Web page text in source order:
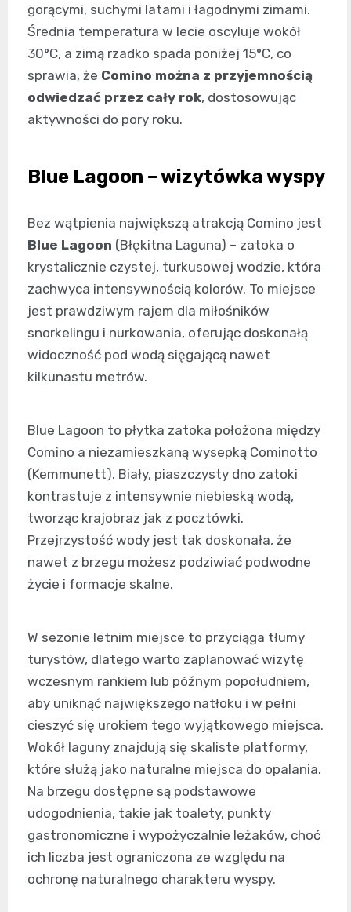
gorącymi, suchymi latami i łagodnymi zimami.
Średnia temperatura w lecie oscyluje wokół
30°C, a zimą rzadko spada poniżej 15°C, co
sprawia, że Comino można z przyjemnością
odwiedzać przez cały rok, dostosowując
aktywności do pory roku.
Blue Lagoon – wizytówka wyspy
Bez wątpienia największą atrakcją Comino jest
Blue Lagoon (Błękitna Laguna) – zatoka o
krystalicznie czystej, turkusowej wodzie, która
zachwyca intensywnością kolorów. To miejsce
jest prawdziwym rajem dla miłośników
snorkelingu i nurkowania, oferując doskonałą
widoczność pod wodą sięgającą nawet
kilkunastu metrów.
Blue Lagoon to płytka zatoka położona między
Comino a niezamieszkaną wysepką Cominotto
(Kemmunett). Biały, piaszczysty dno zatoki
kontrastuje z intensywnie niebieską wodą,
tworząc krajobraz jak z pocztówki.
Przejrzystość wody jest tak doskonała, że
nawet z brzegu możesz podziwiać podwodne
życie i formacje skalne.
W sezonie letnim miejsce to przyciąga tłumy
turystów, dlatego warto zaplanować wizytę
wczesnym rankiem lub późnym popołudniem,
aby uniknąć największego natłoku i w pełni
cieszyć się urokiem tego wyjątkowego miejsca.
Wokół laguny znajdują się skaliste platformy,
które służą jako naturalne miejsca do opalania.
Na brzegu dostępne są podstawowe
udogodnienia, takie jak toalety, punkty
gastronomiczne i wypożyczalnie leżaków, choć
ich liczba jest ograniczona ze względu na
ochronę naturalnego charakteru wyspy.